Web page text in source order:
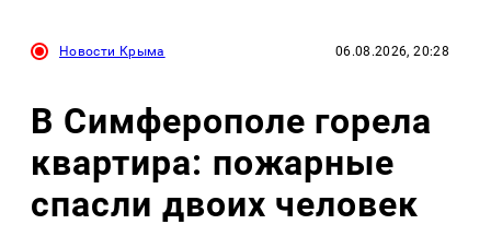
Новости Крыма 06.08.2026, 20:28
В Симферополе горела
квартира: пожарные
спасли двоих человек